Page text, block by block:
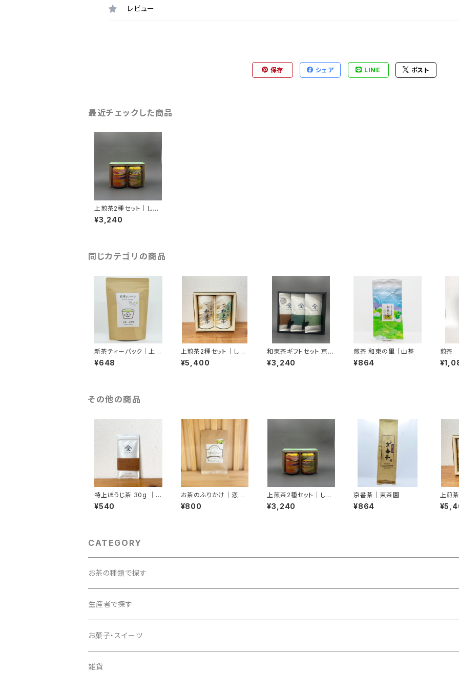
レビュー
保存 シェア LINE ポスト
最近チェックした商品
上煎茶2種セット｜しら
す茶房
¥3,240
同じカテゴリの商品
新茶ティーパック｜上香
園
¥648
上煎茶2種セット｜しら
す茶房
¥5,400
和束茶ギフトセット 京 -
¥3,240
煎茶 和束の里｜山甚
¥864
煎茶
嶋爽
その他の商品
特上ほうじ茶 30g ｜
上香園
¥540
お茶のふりかけ｜恋茶
グループ
¥800
上煎茶2種セット｜しら
す茶房
¥3,240
京番茶｜東茶園
¥864
上煎
す茶房
CATEGORY
お茶の種類で探す
特上煎茶／煎茶
かぶせ茶
ほうじ茶
生産者で探す
石田長栄堂
いづみ福祉会
お菓子・スイーツ
雑貨